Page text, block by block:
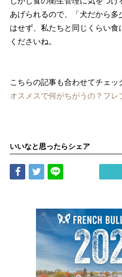
あげられるので、「犬だから
はせず、私たちと同じくらい食
くださいね。
こちらの記事も合わせてチェッ
オスメスで何がちがうの？フレ
いいなと思ったらシェア
Share Tweet